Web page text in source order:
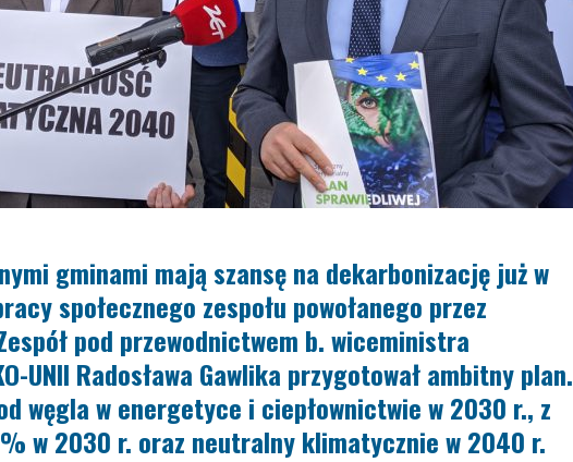
gminami mają szansę na dekarbonizację już w
społecznego zespołu powołanego przez
pod przewodnictwem b. wiceministra
UNII Radosława Gawlika przygotował ambitny plan.
węgla w energetyce i ciepłownictwie w 2030 r., z
w 2030 r. oraz neutralny klimatycznie w 2040 r.